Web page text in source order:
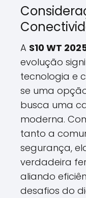
A S10 WT
evolução
tecnologia e
se uma
busca uma
moderna.
tanto a
segurança,
verdadeira
aliando
desafios do